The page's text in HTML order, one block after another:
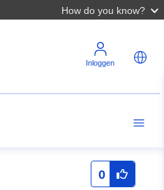
How do you know?
Inloggen
0